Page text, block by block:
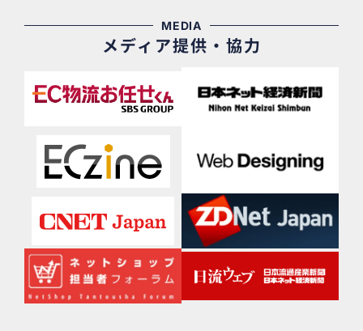
MEDIA
メディア提供・協力